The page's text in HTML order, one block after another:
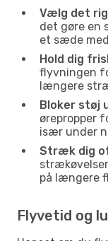
Vælg det
det gøre en
et sæde
Hold dig
flyvningen
længere
Bloker støj
ørepropper
især under
Stræk dig
på længere
Flyvetid og